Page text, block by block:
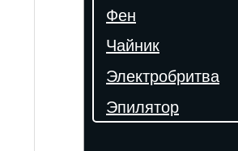
Фен
Чайник
Электробритва
Эпилятор